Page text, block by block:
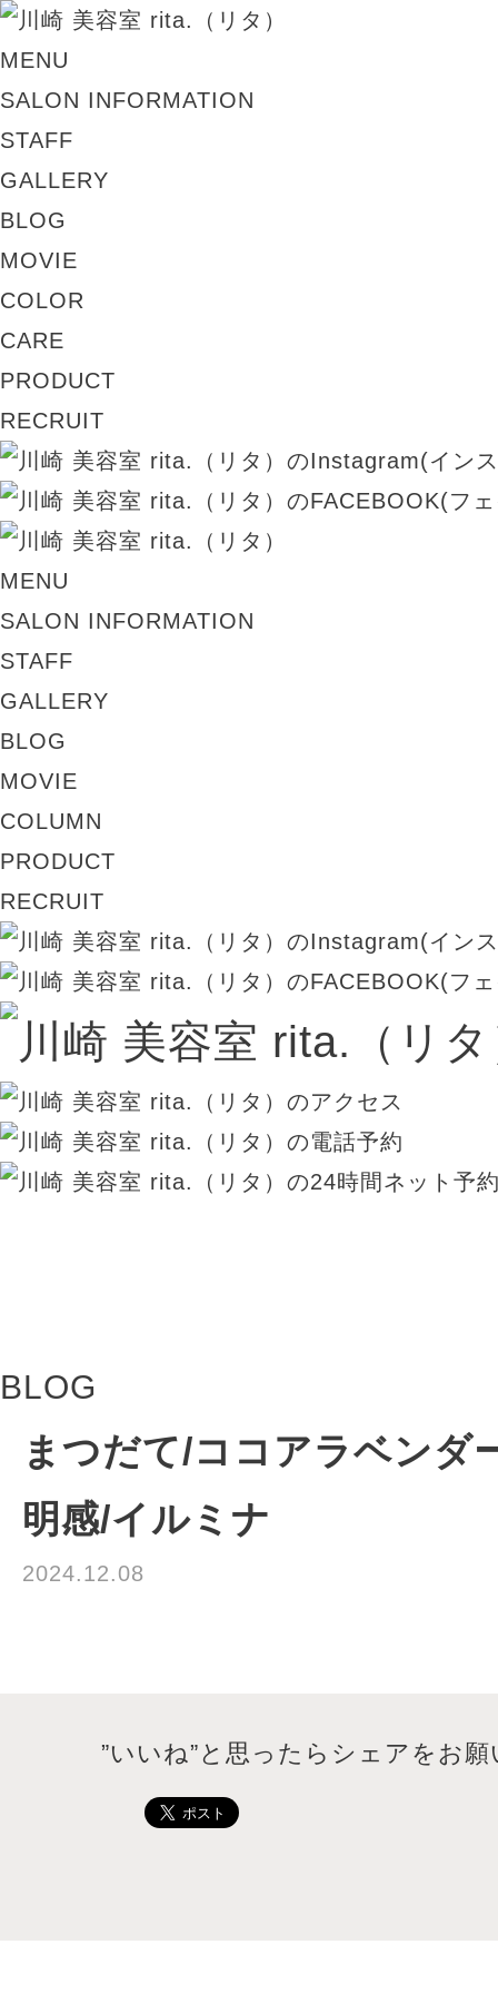
MENU
SALON INFORMATION
STAFF
GALLERY
BLOG
MOVIE
COLOR
CARE
PRODUCT
RECRUIT
MENU
SALON INFORMATION
STAFF
GALLERY
BLOG
MOVIE
COLUMN
PRODUCT
RECRUIT
BLOG
まつだて/ココアラベンダ
明感/イルミナ
2024.12.08
”いいね”と思ったらシェアをお